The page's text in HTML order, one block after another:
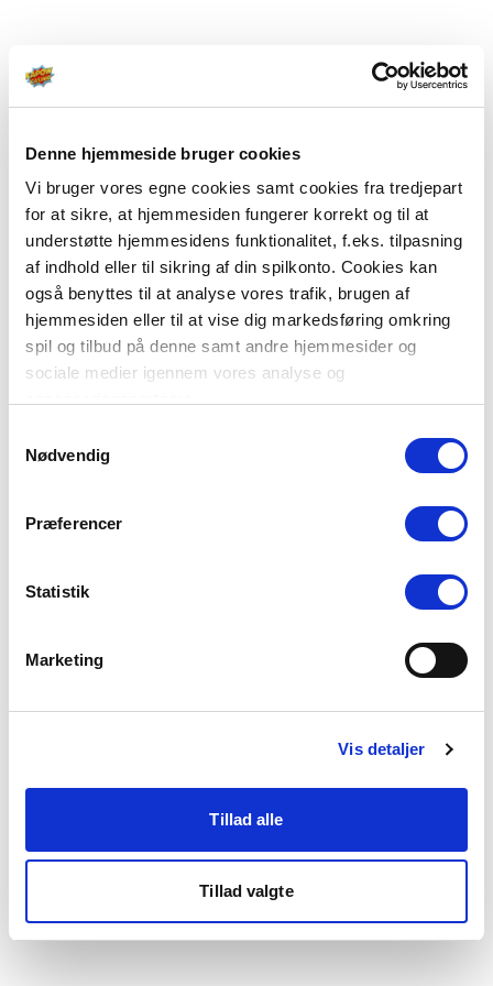
Denne hjemmeside bruger cookies
Vi bruger vores egne cookies samt cookies fra tredjepart
for at sikre, at hjemmesiden fungerer korrekt og til at
understøtte hjemmesidens funktionalitet, f.eks. tilpasning
af indhold eller til sikring af din spilkonto. Cookies kan
også benyttes til at analyse vores trafik, brugen af
hjemmesiden eller til at vise dig markedsføring omkring
spil og tilbud på denne samt andre hjemmesider og
sociale medier igennem vores analyse og
Du kan læse mere om vores brug af cookies under
"Detaljer" eller ved at klikke videre til vores Cookiepolitik,
Nødvendig
Præferencer
Statistik
Marketing
Vis detaljer
Tillad alle
Tillad valgte